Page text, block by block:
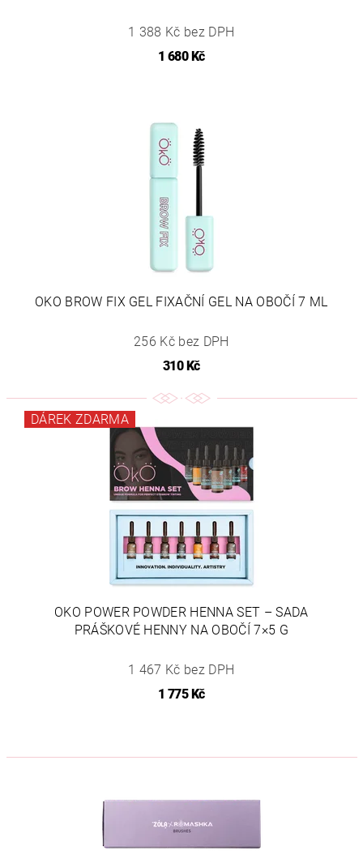
1 388 Kč bez DPH
1 680 Kč
OKO BROW FIX GEL FIXAČNÍ GEL NA OBOČÍ 7 ML
256 Kč bez DPH
310 Kč
DÁREK ZDARMA
OKO POWER POWDER HENNA SET – SADA
PRÁŠKOVÉ HENNY NA OBOČÍ 7×5 G
1 467 Kč bez DPH
1 775 Kč